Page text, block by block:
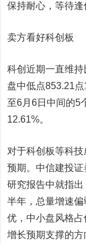
保持耐心，等待逢
卖方看好科创板
科创近期一直维
盘中低点853.21
至6月6日中间的5
12.61%。
对于科创板等科
预期。 中信建投证
研究报告中就指
半年，总量增速
优，中小盘风格
增长预期支撑的